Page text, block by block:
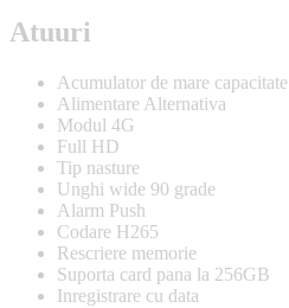
Atuuri
Acumulator de mare capacitate
Alimentare Alternativa
Modul 4G
Full HD
Tip nasture
Unghi wide 90 grade
Alarm Push
Codare H265
Rescriere memorie
Suporta card pana la 256GB
Inregistrare cu data